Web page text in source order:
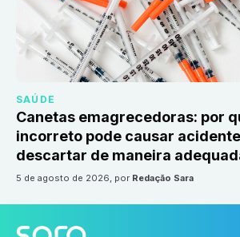
SAÚDE
Canetas emagrecedoras: por
incorreto pode causar
descartar de maneira
5 de agosto de 2026, por Redação Sara